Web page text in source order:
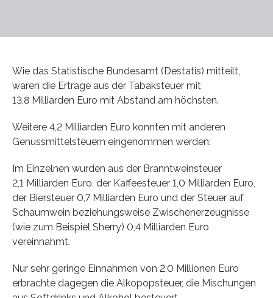
Wie das Statistische Bundesamt (Destatis) mitteilt,
waren die Erträge aus der Tabaksteuer mit
13,8 Milliarden Euro mit Abstand am höchsten.
Weitere 4,2 Milliarden Euro konnten mit anderen
Genussmittelsteuern eingenommen werden:
Im Einzelnen wurden aus der Branntweinsteuer
2,1 Milliarden Euro, der Kaffeesteuer 1,0 Milliarden Euro,
der Biersteuer 0,7 Milliarden Euro und der Steuer auf
Schaumwein beziehungsweise Zwischenerzeugnisse
(wie zum Beispiel Sherry) 0,4 Milliarden Euro
vereinnahmt.
Nur sehr geringe Einnahmen von 2,0 Millionen Euro
erbrachte dagegen die Alkopopsteuer, die Mischungen